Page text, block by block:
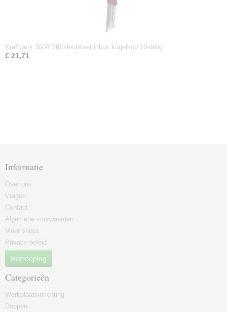
Kraftwerk 3604 Stiftsleutelset inbus kogelkop 10-delig
€ 21,71
Informatie
Over ons
Vragen
Contact
Algemene voorwaarden
Meer shops
Privacy beleid
Herroeping
Categorieën
Werkplaatsinrichting
Doppen